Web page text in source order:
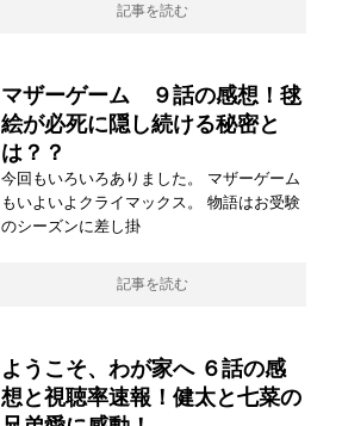
記事を読む
マザーゲーム ９話の感想！毬
絵が必死に隠し続ける秘密と
は？？
今回もいろいろありました。 マザーゲーム
もいよいよクライマックス。 物語はお受験
のシーズンに差し掛
記事を読む
ようこそ、わが家へ ６話の感
想と視聴率速報！健太と七菜の